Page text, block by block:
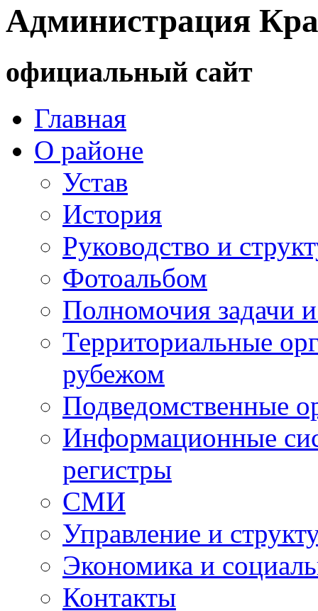
Администрация
официальный сайт
Главная
О районе
Устав
История
Руководство и
Фотоальбом
Полномочия задачи
Территориальные
рубежом
Подведомственные
Информационные
регистры
СМИ
Управление и
Экономика и
Контакты